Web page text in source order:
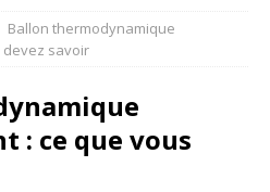
Ballon thermodynamique
devez savoir
: ce que vous